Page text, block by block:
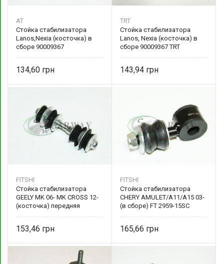
AT
Стойка стабилизатора
Lanos,Nexia (косточка) в
сборе 90009367
134,60
TRT
Стойка стабилизатора
Lanos, Nexia (косточка) в
сборе 90009367 TRT
143,94
FITSHI
Стойка стабилизатора
GEELY MK 06- MK CROSS 12-
(косточка) передняя
153,46
FITSHI
Стойка стабилизатора
CHERY AMULET/A11/A15 03-
(в сборе) FT 2959-15SC
165,66